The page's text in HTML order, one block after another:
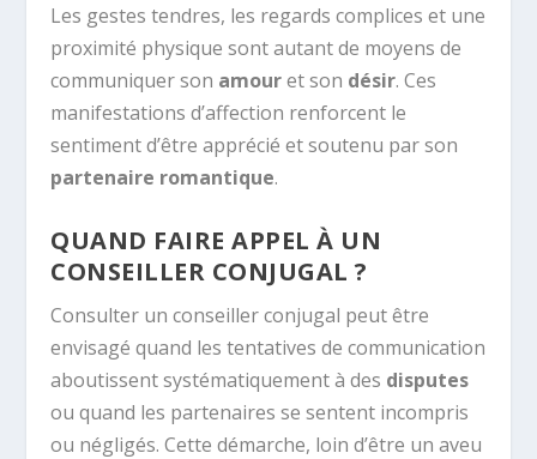
Les gestes tendres, les regards complices et une
proximité physique sont autant de moyens de
communiquer son amouret son désir. Ces
manifestations d’affection renforcent le
sentiment d’être apprécié et soutenu par son
partenaire romantique.
QUAND FAIRE APPEL À UN
CONSEILLER CONJUGAL ?
Consulter un conseiller conjugal peut être
envisagé quand les tentatives de communication
aboutissent systématiquement à des disputes
ou quand les partenaires se sentent incompris
ou négligés. Cette démarche, loin d’être un aveu